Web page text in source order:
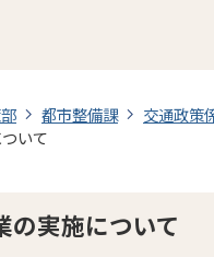
都市整備課 交通政策
いて
の実施について